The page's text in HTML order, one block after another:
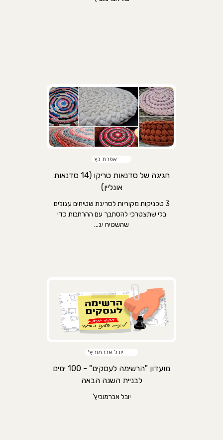
אפרת כץ
חגיגה של סדנאות טריקו (14 סדנאות
אונליין)
3 טכניקות מקוריות לסריגת שטיחים עגולים
בלי שתצטרכי להסתבך עם ההרחבות כדי
שהשטיח יג...
יובל אברמוביץ'
מועדון "הרשימה לעסקים" - 100 ימים
לבניית השנה הבאה
יובל אברמוביץ'